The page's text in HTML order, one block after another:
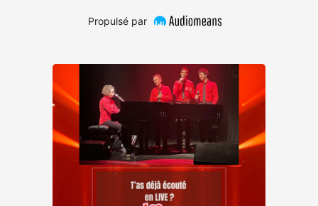
Propulsé par